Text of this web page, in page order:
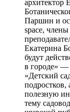
архитектор
Паршин и
space,
Екатерина
будут
в городе» —
«Детский
подростков,
полезную
тему